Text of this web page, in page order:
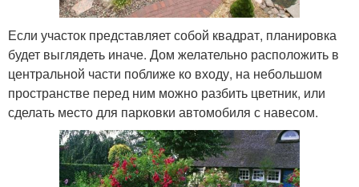
Если участок представляет собой квадрат, планировка
будет выглядеть иначе. Дом желательно расположить в
центральной части поближе ко входу, на небольшом
пространстве перед ним можно разбить цветник, или
сделать место для парковки автомобиля с навесом.